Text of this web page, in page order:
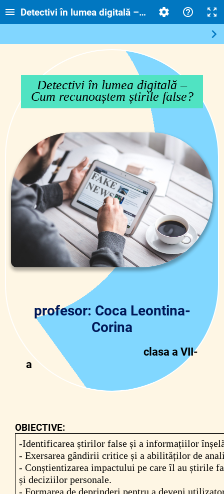
Detectivi în lumea digitală – Cum recunoaștem
Detectivi în lumea digitală –
Cum recunoaștem știrile false?
profesor: Coca Leontina-
Corina
clasa a VII-
a
OBIECTIVE:
-Identificarea știrilor false și a informațiilor
- Exersarea gândirii critice și a abilităților de
- Conștientizarea impactului pe care îl au știrile
și deciziilor personale.
- Formarea de deprinderi pentru a deveni